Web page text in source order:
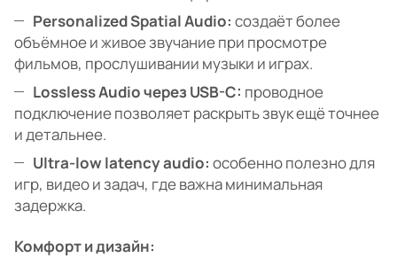
Personalized Spatial Audio: создаёт более
объёмное и живое звучание при просмотре
фильмов, прослушивании музыки и играх.
Lossless Audio через USB-C: проводное
подключение позволяет раскрыть звук ещё точнее
и детальнее.
Ultra-low latency audio: особенно полезно для
игр, видео и задач, где важна минимальная
задержка.
Комфорт и дизайн: